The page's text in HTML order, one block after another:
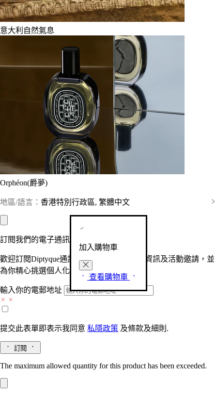
意大利自然氣息
Orphéon(爵夢)
地區/語言： 香港特別行政區, 繁體中文
加入購物車
查看購物車
訂閱我們的電子通訊
歡迎訂閱Diptyque通訊，接收品牌最新產品資訊及活動邀請，並
為你精心挑選個人化的驚喜及禮物。
輸入你的電郵地址
提交此表單即表示我同意 私隱政策 及條款及細則.
訂閱
The maximum allowed quantity for this product has been exceeded.